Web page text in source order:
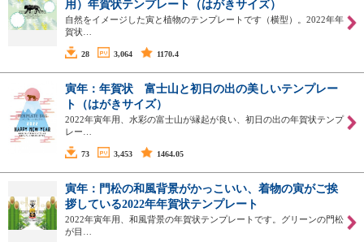
用）年賀状テンプレート（はがきサイズ）
自然をイメージした寅と植物のテンプレートです（横型）。2022年年
賀状…
28 3,064 1170.4
寅年：年賀状 富士山と初日の出の美しいテンプレー
ト（はがきサイズ）
2022年寅年用、水彩の富士山が縁起が良い、初日の出の年賀状テンプ
レー…
73 3,453 1464.05
寅年：門松の和風背景がかっこいい、着物の寅がご挨
拶している2022年年賀状テンプレート
2022年寅年用、和風背景の年賀状テンプレートです。グリーンの門松
が目…